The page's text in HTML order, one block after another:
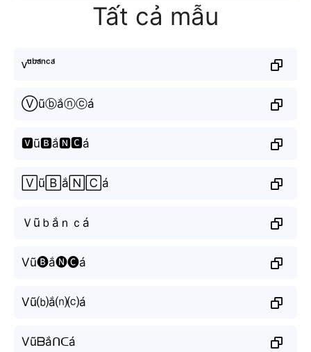
Tất cả mẫu
ᴠᵘ̃ᵇᵃ̆́ⁿᶜᵃ́
Ⓥũⓑắⓝⓒá
🆅ũ🅱ắ🅽🅲á
🅅ũ🄱ắ🄽🄲á
Ｖũｂắｎｃá
Vũ🅑ắ🅝🅒á
Vũ⒝ắ⒩⒞á
Vũᗷắᑎᑕá